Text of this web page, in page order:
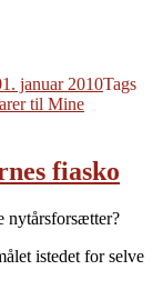
1. januar 2010Tags
til Mine
fiasko
nytårsforsætter?
istedet for selve